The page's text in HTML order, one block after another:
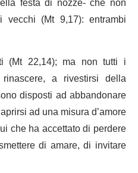
(Mt 9,17): entrambi
(Mt 22,14); ma non tutti i
a rivestirsi della
disposti ad abbandonare
ad una misura d’amore
che ha accettato di perdere
di amare, di invitare